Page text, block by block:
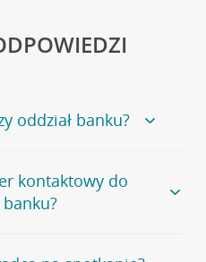
oddział banku?
banku, zapraszamy na
na której znajduje się
kontaktowy do
ogólnego numeru